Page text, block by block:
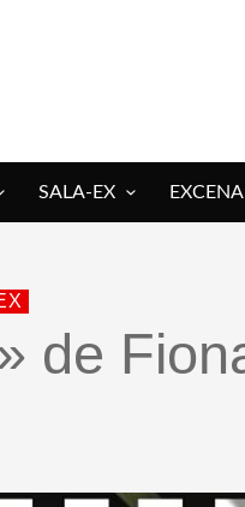
D’BALDOMEROS
MARSHALL
JOFRE BARDAGÍ
SALA-EX EXCENA
de